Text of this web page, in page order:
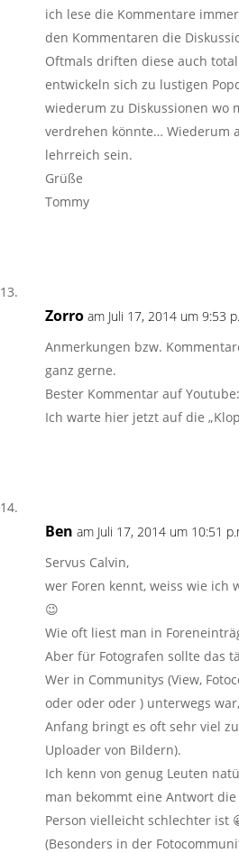
ich lese die Kommentare
den Kommentaren die
Oftmals driften diese auch
entwickeln sich zu lustigen
wiederum zu Diskussionen wo
verdrehen könnte… Wiederum
lehrreich sein.
Grüße
Tommy
Zorro am Juli 17, 2014 um 9:53
Anmerkungen bzw.
ganz gerne.
Bester Kommentar auf Youtube:
Ich warte hier jetzt auf die
Ben am Juli 17, 2014 um 10:51
Servus Calvin,
wer Foren kennt, weiss wie ich
😉
Wie oft liest man in
Aber für Fotografen sollte das
Wer in Communitys (View,
oder oder oder ) unterwegs
Anfang bringt es oft sehr viel
Uploader von Bildern).
Ich kenn von genug Leuten
man bekommt eine Antwort
Person vielleicht schlechter ist
(Besonders in der